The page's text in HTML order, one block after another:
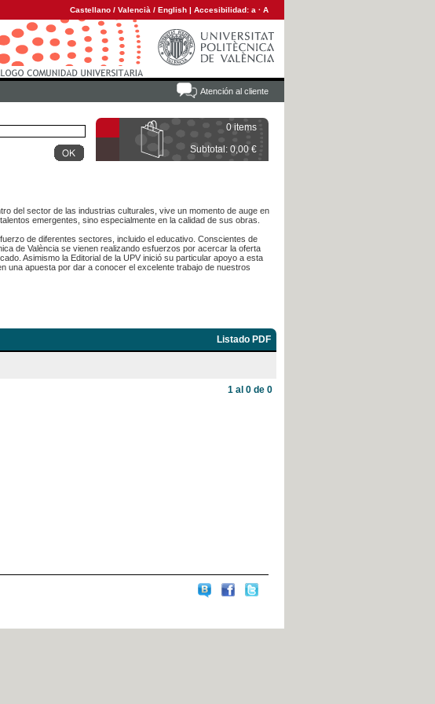
Castellano / Valencià / English | Accesibilidad: a · A
Atención al cliente
0 items
Subtotal: 0,00 €
del sector de las industrias culturales, vive un momento de auge en
emergentes, sino especialmente en la calidad de sus obras.
de diferentes sectores, incluido el educativo. Conscientes de
de València se vienen realizando esfuerzos por acercar la oferta
Asimismo la Editorial de la UPV inició su particular apoyo a esta
una apuesta por dar a conocer el excelente trabajo de nuestros
Listado PDF
1 al 0 de 0